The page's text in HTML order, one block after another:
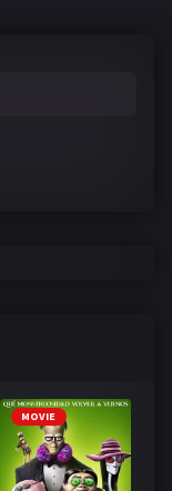
MOVIE